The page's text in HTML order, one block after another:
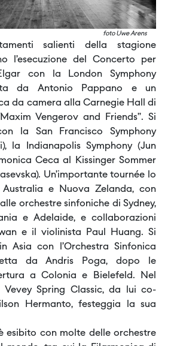
foto Uwe Arens
salienti della stagione
l’esecuzione del Concerto per
con la London Symphony
da Antonio Pappano e un
da camera alla Carnegie Hall di
Vengerov and Friends”. Si
la San Francisco Symphony
la Indianapolis Symphony (Jun
Ceca al Kissinger Sommer
Un’importante tournée lo
e Nuova Zelanda, con
orchestre sinfoniche di Sydney,
e Adelaide, e collaborazioni
e il violinista Paul Huang. Si
Asia con l’Orchestra Sinfonica
da Andris Poga, dopo le
a Colonia e Bielefeld. Nel
Spring Classic, da lui co-
Hermanto, festeggia la sua
esibito con molte delle orchestre